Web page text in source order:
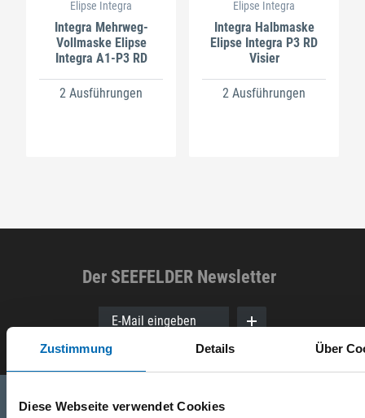
Zustimmung Details Über
Diese Webseite verwendet Cookies
Elipse Integra
Integra Mehrweg-
Vollmaske Elipse
Integra A1-P3 RD
2 Ausführungen
Elipse Integra
Integra Halbmaske
Elipse Integra P3 RD
Visier
2 Ausführungen
Der SEEFELDER Newsletter
E-Mail eingeben